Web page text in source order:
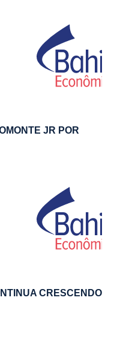
JR POR
CRESCENDO